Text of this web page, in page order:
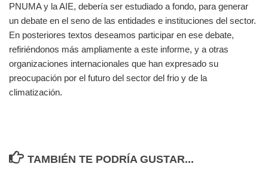
PNUMA y la AIE, debería ser estudiado a fondo, para generar
un debate en el seno de las entidades e instituciones del sector.
En posteriores textos deseamos participar en ese debate,
refiriéndonos más ampliamente a este informe, y a otras
organizaciones internacionales que han expresado su
preocupación por el futuro del sector del frio y de la
climatización.
TAMBIÉN TE PODRÍA GUSTAR...